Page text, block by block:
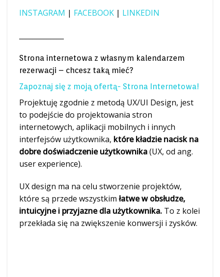
INSTAGRAM | FACEBOOK | LINKEDIN
Strona internetowa z własnym kalendarzem
rezerwacji – chcesz taką mieć?
Zapoznaj się z moją ofertą- Strona Internetowa!
Projektuję zgodnie z metodą UX/UI Design, jest
to podejście do projektowania stron
internetowych, aplikacji mobilnych i innych
interfejsów użytkownika, które kładzie nacisk na
dobre doświadczenie użytkownika(UX, od ang.
user experience).
UX design ma na celu stworzenie projektów,
które są przede wszystkim łatwe w obsłudze,
intuicyjne i przyjazne dla użytkownika. To z kolei
przekłada się na zwiększenie konwersji i zysków.